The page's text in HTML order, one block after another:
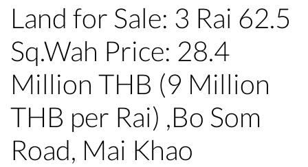
Land for Sale: 3 Rai 62.5
Sq.Wah Price: 28.4
Million THB (9 Million
THB per Rai) ,Bo Som
Road, Mai Khao